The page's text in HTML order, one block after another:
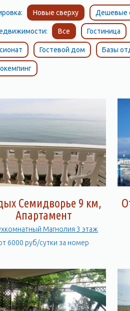
Новые сверху Дешевые
Все Гостиница
Гостевой дом Базы
Семидворье 9 км,
Апартамент
Магнолия 3 этаж
6000 руб/сутки за номер